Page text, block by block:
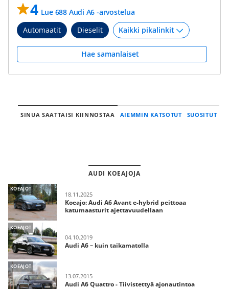
4 Lue 688 Audi A6 -arvostelua
Automaatit
Dieselit
Hae samanlaiset
SINUA SAATTAISI KIINNOSTAA AIEMMIN KATSOTUT SUOSITUT
AUDI KOEAJOJA
KOEAJOT
18.11.2025
Koeajo: Audi A6 Avant e-hybrid peittoaa
katumaasturit ajettavuudellaan
KOEAJOT
04.10.2019
Audi A6 – kuin taikamatolla
KOEAJOT
13.07.2015
Audi A6 Quattro - Tiivistettyä ajonautintoa